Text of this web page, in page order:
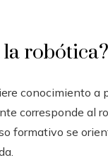
la robótica?
conocimiento a
corresponde al
formativo se